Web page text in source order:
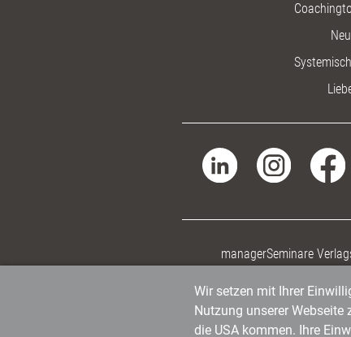
managerSeminare
Wir setzen mit Ihrer
Nutzung unserer
die USA kommen. Ihre